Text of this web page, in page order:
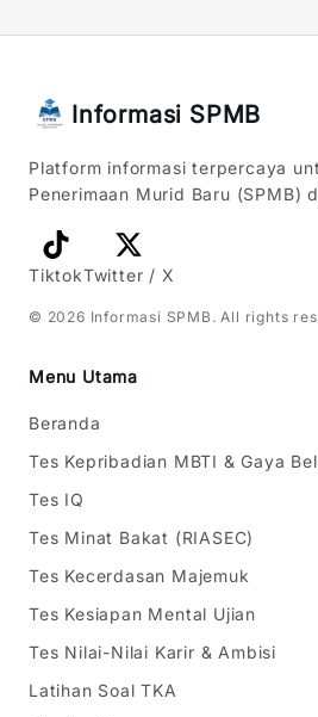
Informasi SPMB
Platform informasi terpercaya
Penerimaan Murid Baru (SPMB)
TiktokTwitter / X
© 2026 Informasi SPMB . All rights
Menu Utama
Beranda
Tes Kepribadian MBTI & Gaya
Tes IQ
Tes Minat Bakat (RIASEC)
Tes Kecerdasan Majemuk
Tes Kesiapan Mental Ujian
Tes Nilai-Nilai Karir & Ambisi
Latihan Soal TKA